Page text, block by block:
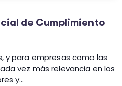
de Cumplimiento
y para empresas como las
vez más relevancia en los
y...